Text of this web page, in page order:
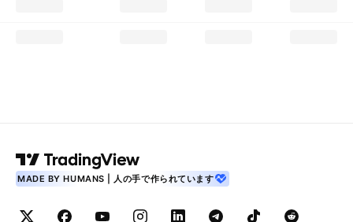
MADE BY HUMANS | 人の手で作られています